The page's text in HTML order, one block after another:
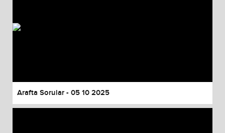
Arafta Sorular - 05 10 2025